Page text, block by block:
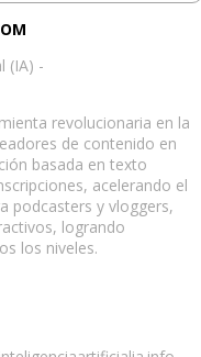
revolucionaria en la
de contenido en
basada en texto
acelerando el
podcasters y vloggers,
logrando
los niveles.